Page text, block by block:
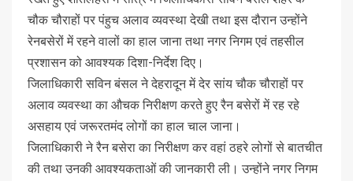
चौक चौराहों पर पंहुच अलाव व्यवस्था देखी तथा इस दौरान उन्होंने
रेनबसेरों में रहने वालों का हाल जाना तथा नगर निगम एवं तहसील
प्रशासन को आवश्यक दिशा-निर्देश दिए।
जिलाधिकारी सविन बंसल ने देहरादून में देर सांय चौक चौराहों पर
अलाव व्यवस्था का औचक निरीक्षण करते हुए रैन बसेरों में रह रहे
असहाय एवं जरूरतमंद लोगों का हाल चाल जाना।
जिलाधिकारी ने रैन बसेरा का निरीक्षण कर वहां ठहरे लोगों से बातचीत
की तथा उनकी आवश्यकताओं की जानकारी ली। उन्होंने नगर निगम